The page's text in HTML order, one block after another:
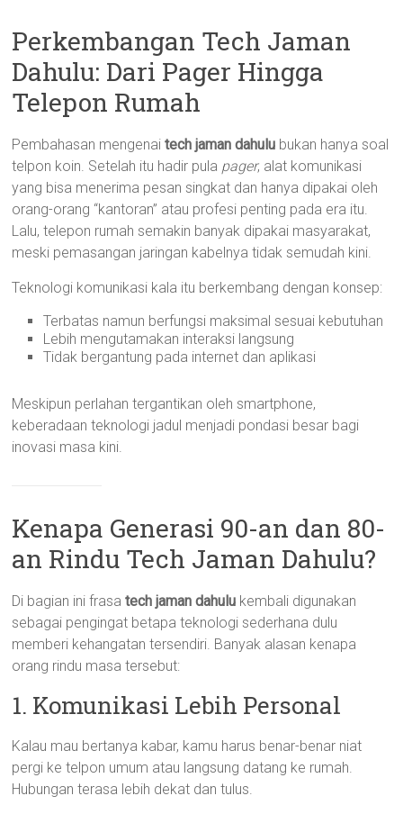
Perkembangan Tech Jaman
Dahulu: Dari Pager Hingga
Telepon Rumah
Pembahasan mengenaitech jaman dahulu bukan hanya soal
telpon koin. Setelah itu hadir pula pager, alat komunikasi
yang bisa menerima pesan singkat dan hanya dipakai oleh
orang-orang “kantoran” atau profesi penting pada era itu.
Lalu, telepon rumah semakin banyak dipakai masyarakat,
meski pemasangan jaringan kabelnya tidak semudah kini.
Teknologi komunikasi kala itu berkembang dengan konsep:
Terbatas namun berfungsi maksimal sesuai kebutuhan
Lebih mengutamakan interaksi langsung
Tidak bergantung pada internet dan aplikasi
Meskipun perlahan tergantikan oleh smartphone,
keberadaan teknologi jadul menjadi pondasi besar bagi
inovasi masa kini.
Kenapa Generasi 90-an dan 80-
an Rindu Tech Jaman Dahulu?
Di bagian ini frasatech jaman dahulu kembali digunakan
sebagai pengingat betapa teknologi sederhana dulu
memberi kehangatan tersendiri. Banyak alasan kenapa
orang rindu masa tersebut:
1. Komunikasi Lebih Personal
Kalau mau bertanya kabar, kamu harus benar-benar niat
pergi ke telpon umum atau langsung datang ke rumah.
Hubungan terasa lebih dekat dan tulus.